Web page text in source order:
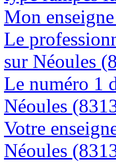
Mon
Le
sur Néoules
Le numéro 1
Néoules
Votre
Néoules